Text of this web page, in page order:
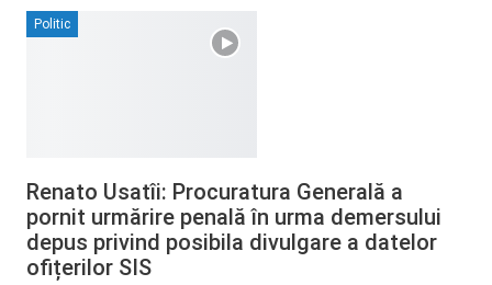
Politic
Renato Usatîi: Procuratura Generală a
pornit urmărire penală în urma demersului
depus privind posibila divulgare a datelor
ofițerilor SIS